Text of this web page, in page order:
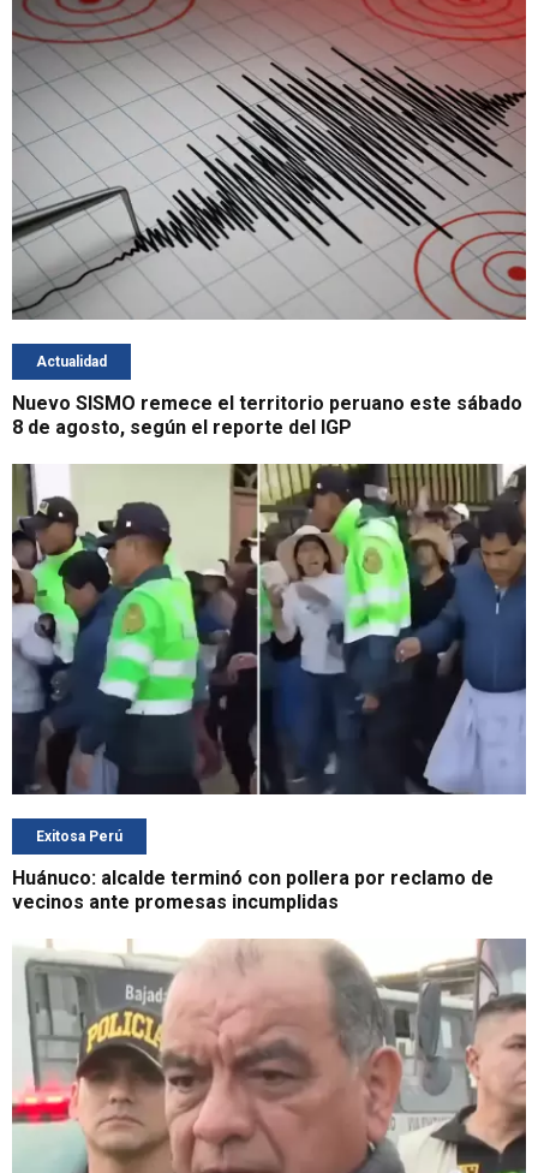
Actualidad
Nuevo SISMO remece el territorio peruano este sábado
8 de agosto, según el reporte del IGP
Exitosa Perú
Huánuco: alcalde terminó con pollera por reclamo de
vecinos ante promesas incumplidas